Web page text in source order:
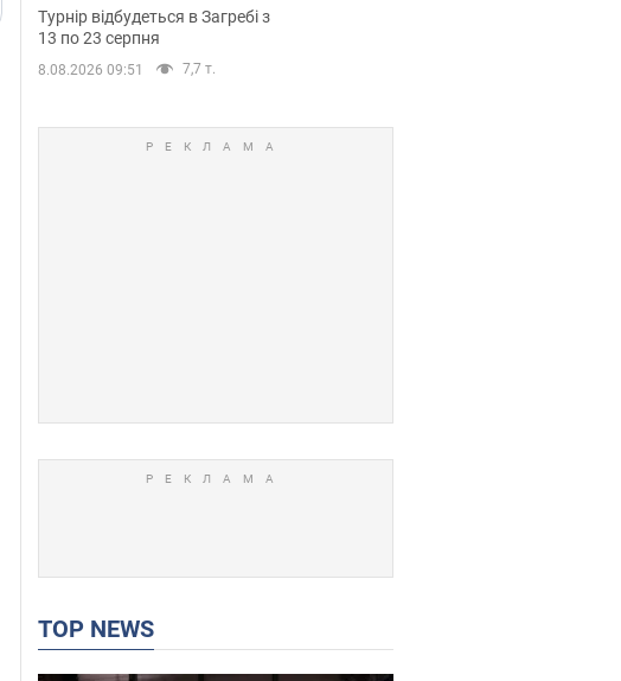
до чемпіонату Європи
основних спортсменів
Турнір відбудеться в Загребі з
13 по 23 серпня
8.08.2026 09:51 7,7 т.
TOP NEWS